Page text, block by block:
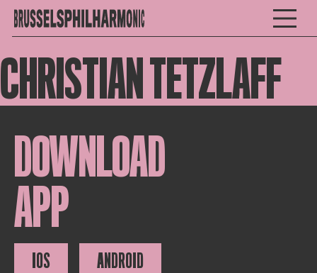
CHRISTIAN TETZLAFF
DOWNLOAD
APP
IOS ANDROID